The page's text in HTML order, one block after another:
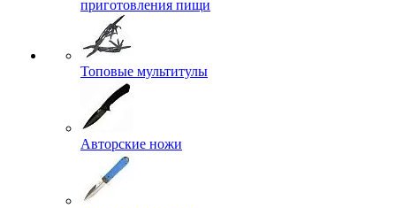
приготовления пищи
Топовые мультитулы
Авторские ножи